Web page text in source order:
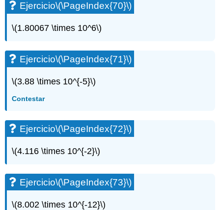
Ejercicio\(\PageIndex{70}\)
\(1.80067 \times 10^6\)
Ejercicio\(\PageIndex{71}\)
\(3.88 \times 10^{-5}\)
Contestar
Ejercicio\(\PageIndex{72}\)
\(4.116 \times 10^{-2}\)
Ejercicio\(\PageIndex{73}\)
\(8.002 \times 10^{-12}\)